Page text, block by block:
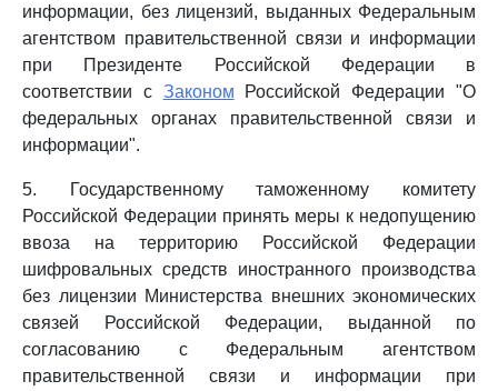
информации, без лицензий, выданных Федеральным
агентством правительственной связи и информации
при Президенте Российской Федерации в
соответствии с Законом Российской Федерации "О
федеральных органах правительственной связи и
информации".
5. Государственному таможенному комитету
Российской Федерации принять меры к недопущению
ввоза на территорию Российской Федерации
шифровальных средств иностранного производства
без лицензии Министерства внешних экономических
связей Российской Федерации, выданной по
согласованию с Федеральным агентством
правительственной связи и информации при